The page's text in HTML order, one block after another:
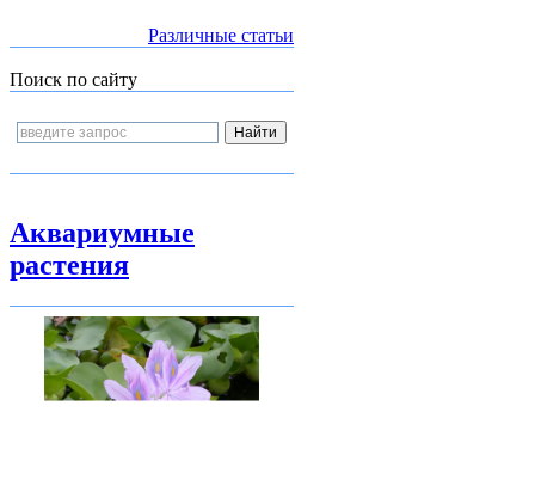
Различные статьи
Поиск по сайту
Аквариумные
растения